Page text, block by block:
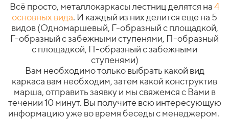
Всё просто, металлокаркасы лестниц делятся на4
основных вида. И каждый из них делится ещё на 5
видов (Одномаршевый, Г-образный с площадкой,
Г-образный с забежными ступенями, П-образный
с площадкой, П-образный с забежными
ступенями)
Вам необходимо только выбрать какой вид
каркаса вам необходим, затем какой конструктив
марша, отправить заявку и мы свяжемся с Вами в
течении 10 минут. Вы получите всю интересующую
информацию уже во время беседы с менеджером.